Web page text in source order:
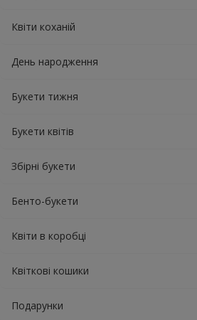
Квіти коханій
День народження
Букети тижня
Букети квітів
Збірні букети
Бенто-букети
Квіти в коробці
Квіткові кошики
Подарунки